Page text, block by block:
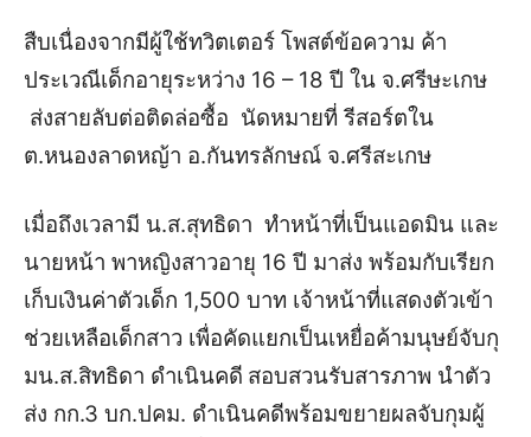
สืบเนื่องจากมีผู้ใช้ทวิตเตอร์ โพสต์ข้อความ ค้า
ประเวณีเด็กอายุระหว่าง 16 – 18 ปี ใน จ.ศรีษะเกษ
ส่งสายลับต่อติดล่อซื้อ นัดหมายที่ รีสอร์ตใน
ต.หนองลาดหญ้า อ.กันทรลักษณ์ จ.ศรีสะเกษ
เมื่อถึงเวลามี น.ส.สุทธิดา ทำหน้าที่เป็นแอดมิน และ
นายหน้า พาหญิงสาวอายุ 16 ปี มาส่ง พร้อมกับเรียก
เก็บเงินค่าตัวเด็ก 1,500 บาท เจ้าหน้าที่แสดงตัวเข้า
ช่วยเหลือเด็กสาว เพื่อคัดแยกเป็นเหยื่อค้ามนุษย์จับกุ
มน.ส.สิทธิดา ดำเนินคดี สอบสวนรับสารภาพ นำตัว
ส่ง กก.3 บก.ปคม. ดำเนินคดีพร้อมขยายผลจับกุมผู้